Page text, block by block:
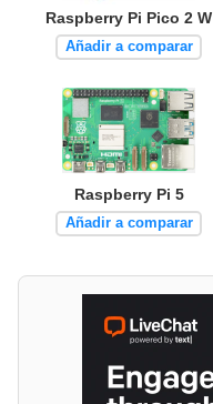
Raspberry Pi Pico 2 W
Añadir a comparar
Raspberry Pi 5
Añadir a comparar